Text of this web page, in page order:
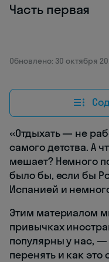
Часть первая
Обновлено: 30 октября
«Отдыхать — не
самого детства. А
мешает? Немного
было бы, если бы
Испанией и
Этим материалом
привычках
популярны у нас,
перенять и как это